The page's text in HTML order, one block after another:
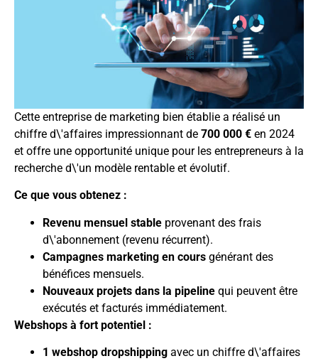
Cette entreprise de marketing bien établie a réalisé un
chiffre d\'affaires impressionnant de 700 000 € en 2024
et offre une opportunité unique pour les entrepreneurs à la
recherche d\'un modèle rentable et évolutif.
Ce que vous obtenez :
Revenu mensuel stable provenant des frais
d\'abonnement (revenu récurrent).
Campagnes marketing en cours générant des
bénéfices mensuels.
Nouveaux projets dans la pipeline qui peuvent être
exécutés et facturés immédiatement.
Webshops à fort potentiel :
1 webshop dropshipping avec un chiffre d\'affaires